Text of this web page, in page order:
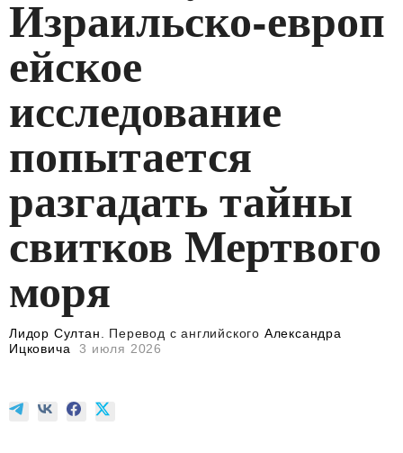
Израильско‑европ
ейское
исследование
попытается
разгадать тайны
свитков Мертвого
моря
Лидор Султан . Перевод с английского Александра
Ицковича
3 июля 2026